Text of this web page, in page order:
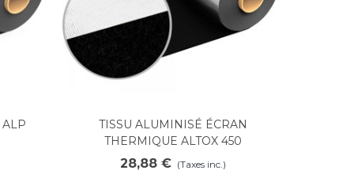
ALP Voir plus
TISSU ALUMINISÉ ÉCRAN
THERMIQUE ALTOX 450
28,88 € (Taxes inc.)